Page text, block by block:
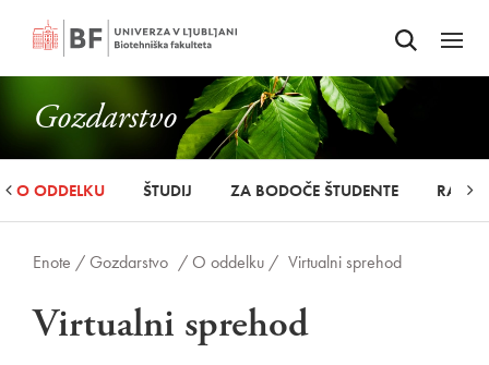
Odpri iskalnik
Odpri
Gozdarstvo
O ODDELKU ŠTUDIJ ZA BODOČE ŠTUDENTE
Enote /Gozdarstvo / O oddelku / Virtualni sprehod
Virtualni sprehod